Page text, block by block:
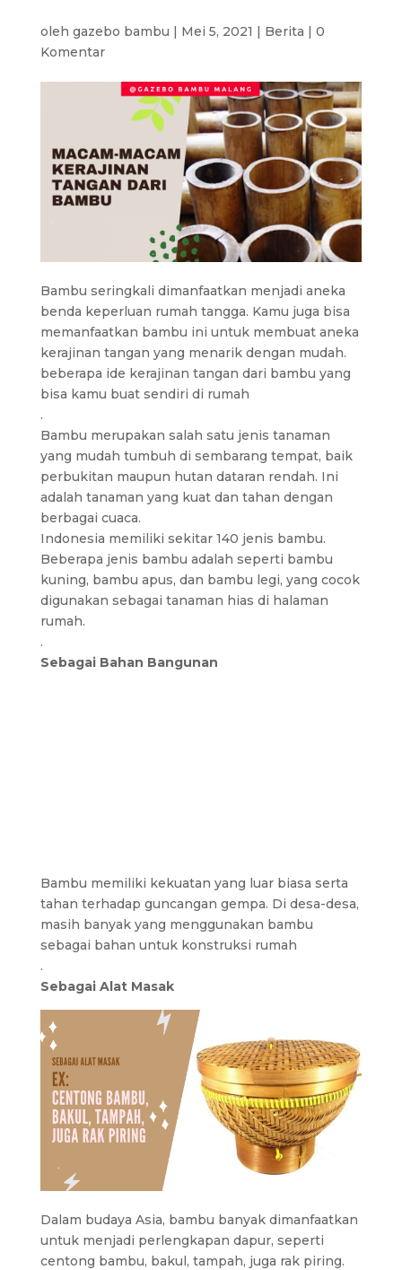
oleh gazebo bambu | Mei 5, 2021 | Berita | 0
Komentar
Bambu seringkali dimanfaatkan menjadi aneka
benda keperluan rumah tangga. Kamu juga bisa
memanfaatkan bambu ini untuk membuat aneka
kerajinan tangan yang menarik dengan mudah.
beberapa ide kerajinan tangan dari bambu yang
bisa kamu buat sendiri di rumah
.
Bambu merupakan salah satu jenis tanaman
yang mudah tumbuh di sembarang tempat, baik
perbukitan maupun hutan dataran rendah. Ini
adalah tanaman yang kuat dan tahan dengan
berbagai cuaca.
Indonesia memiliki sekitar 140 jenis bambu.
Beberapa jenis bambu adalah seperti bambu
kuning, bambu apus, dan bambu legi, yang cocok
digunakan sebagai tanaman hias di halaman
rumah.
.
Sebagai Bahan Bangunan
Bambu memiliki kekuatan yang luar biasa serta
tahan terhadap guncangan gempa. Di desa-desa,
masih banyak yang menggunakan bambu
sebagai bahan untuk konstruksi rumah
.
Sebagai Alat Masak
Dalam budaya Asia, bambu banyak dimanfaatkan
untuk menjadi perlengkapan dapur, seperti
centong bambu, bakul, tampah, juga rak piring.